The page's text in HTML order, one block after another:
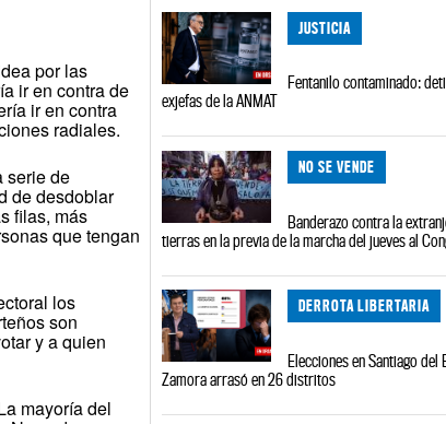
por las
ir en contra de
ir en contra
radiales.
serie de
de desdoblar
filas, más
que tengan
los
son
y a quien
mayoría del
JUSTICIA
Fentanilo contaminado:
exjefas de la ANMAT
NO SE VENDE
Banderazo contra la
tierras en la previa de la marcha del jueves al
DERROTA LIBERTARIA
Elecciones en Santiago del
Zamora arrasó en 26 distritos